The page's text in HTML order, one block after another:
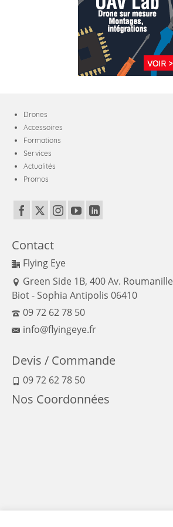
Drones
Accessoires
Formations
Services
Actualités
Promos
Contact
Flying Eye
Green Side 1B, 400 Av. Roumanille
Biot - Sophia Antipolis 06410
09 72 62 78 50
info@flyingeye.fr
Devis / Commande
09 72 62 78 50
Nos Coordonnées